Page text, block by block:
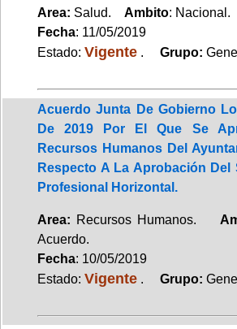
Area: Salud. Ambito: Nacional.
Fecha: 11/05/2019
Estado: Vigente . Grupo:
Acuerdo Junta De Gobierno
De 2019 Por El Que Se
Recursos Humanos Del
Respecto A La Aprobación Del
Profesional Horizontal.
Area: Recursos Humanos.
Acuerdo.
Fecha: 10/05/2019
Estado: Vigente . Grupo: